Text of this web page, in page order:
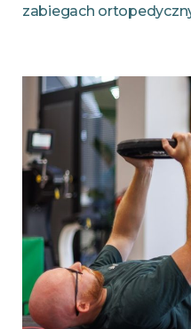
zabiegach